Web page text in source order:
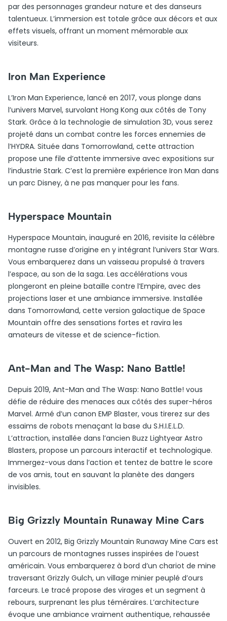
par des personnages grandeur nature et des danseurs
talentueux. L’immersion est totale grâce aux décors et aux
effets visuels, offrant un moment mémorable aux
visiteurs.
Iron Man Experience
L’Iron Man Experience, lancé en 2017, vous plonge dans
l’univers Marvel, survolant Hong Kong aux côtés de Tony
Stark. Grâce à la technologie de simulation 3D, vous serez
projeté dans un combat contre les forces ennemies de
l’HYDRA. Située dans Tomorrowland, cette attraction
propose une file d’attente immersive avec expositions sur
l’industrie Stark. C’est la première expérience Iron Man dans
un parc Disney, à ne pas manquer pour les fans.
Hyperspace Mountain
Hyperspace Mountain, inauguré en 2016, revisite la célèbre
montagne russe d’origine en y intégrant l’univers Star Wars.
Vous embarquerez dans un vaisseau propulsé à travers
l’espace, au son de la saga. Les accélérations vous
plongeront en pleine bataille contre l’Empire, avec des
projections laser et une ambiance immersive. Installée
dans Tomorrowland, cette version galactique de Space
Mountain offre des sensations fortes et ravira les
amateurs de vitesse et de science-fiction.
Ant-Man and The Wasp: Nano Battle!
Depuis 2019, Ant-Man and The Wasp: Nano Battle! vous
défie de réduire des menaces aux côtés des super-héros
Marvel. Armé d’un canon EMP Blaster, vous tirerez sur des
essaims de robots menaçant la base du S.H.I.E.L.D.
L’attraction, installée dans l’ancien Buzz Lightyear Astro
Blasters, propose un parcours interactif et technologique.
Immergez-vous dans l’action et tentez de battre le score
de vos amis, tout en sauvant la planète des dangers
invisibles.
Big Grizzly Mountain Runaway Mine Cars
Ouvert en 2012, Big Grizzly Mountain Runaway Mine Cars est
un parcours de montagnes russes inspirées de l’ouest
américain. Vous embarquerez à bord d’un chariot de mine
traversant Grizzly Gulch, un village minier peuplé d’ours
farceurs. Le tracé propose des virages et un segment à
rebours, surprenant les plus téméraires. L’architecture
évoque une ambiance vraiment authentique, rehaussée